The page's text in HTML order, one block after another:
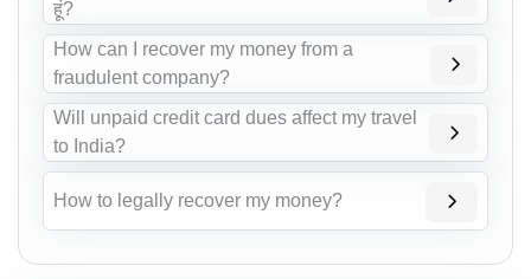
हूं?
How can I recover my money from a
fraudulent company?
Will unpaid credit card dues affect my travel
to India?
How to legally recover my money?